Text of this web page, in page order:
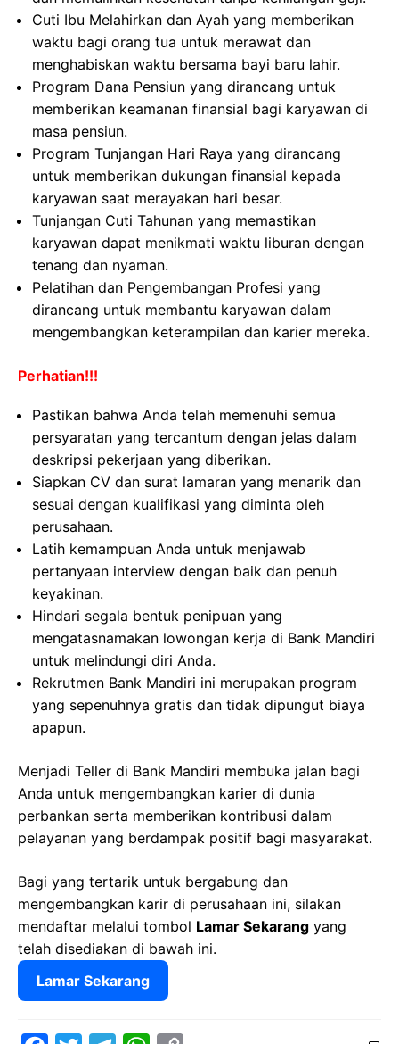
Cuti Ibu Melahirkan dan Ayah yang memberikan
waktu bagi orang tua untuk merawat dan
menghabiskan waktu bersama bayi baru lahir.
Program Dana Pensiun yang dirancang untuk
memberikan keamanan finansial bagi karyawan di
masa pensiun.
Program Tunjangan Hari Raya yang dirancang
untuk memberikan dukungan finansial kepada
karyawan saat merayakan hari besar.
Tunjangan Cuti Tahunan yang memastikan
karyawan dapat menikmati waktu liburan dengan
tenang dan nyaman.
Pelatihan dan Pengembangan Profesi yang
dirancang untuk membantu karyawan dalam
mengembangkan keterampilan dan karier mereka.
Perhatian!!!
Pastikan bahwa Anda telah memenuhi semua
persyaratan yang tercantum dengan jelas dalam
deskripsi pekerjaan yang diberikan.
Siapkan CV dan surat lamaran yang menarik dan
sesuai dengan kualifikasi yang diminta oleh
perusahaan.
Latih kemampuan Anda untuk menjawab
pertanyaan interview dengan baik dan penuh
keyakinan.
Hindari segala bentuk penipuan yang
mengatasnamakan lowongan kerja di Bank Mandiri
untuk melindungi diri Anda.
Rekrutmen Bank Mandiri ini merupakan program
yang sepenuhnya gratis dan tidak dipungut biaya
apapun.
Menjadi Teller di Bank Mandiri membuka jalan bagi
Anda untuk mengembangkan karier di dunia
perbankan serta memberikan kontribusi dalam
pelayanan yang berdampak positif bagi masyarakat.
Bagi yang tertarik untuk bergabung dan
mengembangkan karir di perusahaan ini, silakan
mendaftar melalui tombol Lamar Sekarang yang
telah disediakan di bawah ini.
Lamar Sekarang